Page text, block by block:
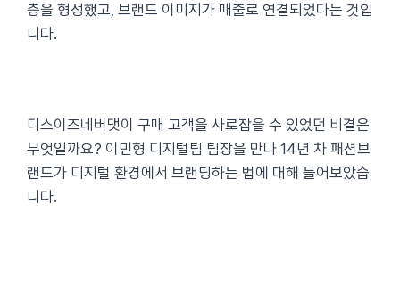
층을 형성했고, 브랜드 이미지가 매출로 연결되었다는 것입
니다.
디스이즈네버댓이 구매 고객을 사로잡을 수 있었던 비결은
무엇일까요? 이민형 디지털팀 팀장을 만나 14년 차 패션브
랜드가 디지털 환경에서 브랜딩하는 법에 대해 들어보았습
니다.